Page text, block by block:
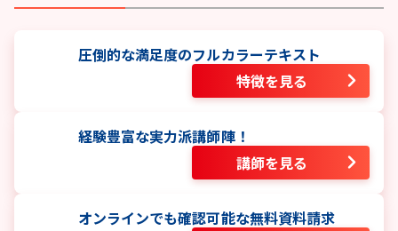
圧倒的な満足度のフルカラーテキスト
特徴を見る
経験豊富な実力派講師陣！
講師を見る
オンラインでも確認可能な無料資料請求